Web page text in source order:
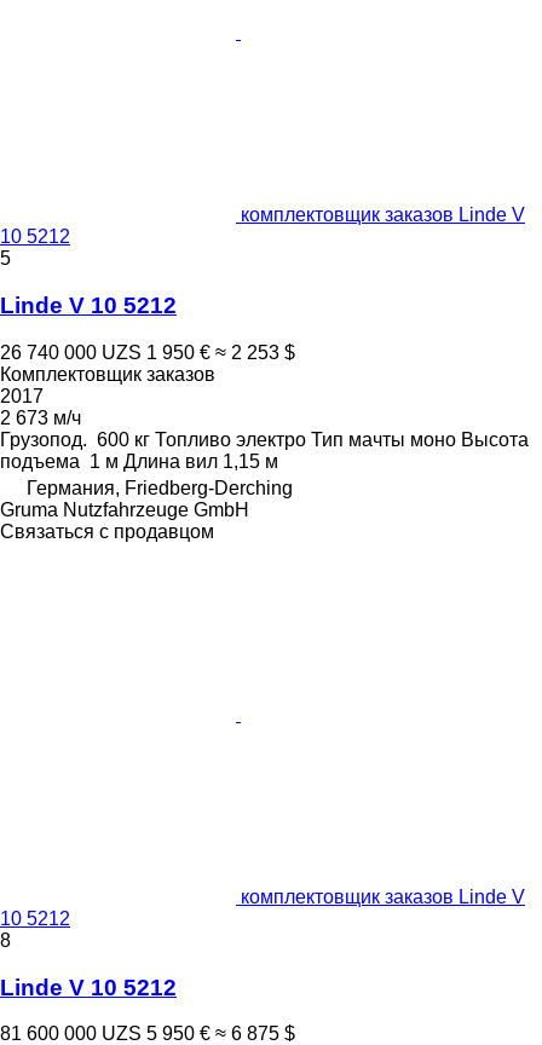
комплектовщик заказов Linde V
10 5212
5
Linde V 10 5212
26 740 000 UZS 1 950 € ≈ 2 253 $
Комплектовщик заказов
2017
2 673 м/ч
Грузопод. 600 кг Топливо электро Тип мачты моно Высота
подъема 1 м Длина вил 1,15 м
Германия, Friedberg-Derching
Gruma Nutzfahrzeuge GmbH
Связаться с продавцом
комплектовщик заказов Linde V
10 5212
8
Linde V 10 5212
81 600 000 UZS 5 950 € ≈ 6 875 $